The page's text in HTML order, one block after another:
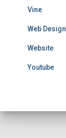
Vine
Web Design
Website
Youtube